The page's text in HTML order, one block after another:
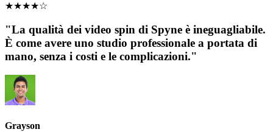
★★★★☆
"La qualità dei video spin di Spyne è ineguagliabile.
È come avere uno studio professionale a portata di
mano, senza i costi e le complicazioni."
Grayson